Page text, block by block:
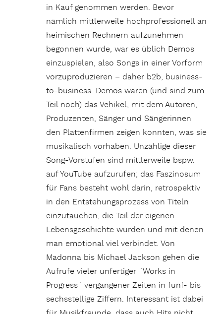
in Kauf genommen werden. Bevor
nämlich mittlerweile hochprofessionell an
heimischen Rechnern aufzunehmen
begonnen wurde, war es üblich Demos
einzuspielen, also Songs in einer Vorform
vorzuproduzieren – daher b2b, business-
to-business. Demos waren (und sind zum
Teil noch) das Vehikel, mit dem Autoren,
Produzenten, Sänger und Sängerinnen
den Plattenfirmen zeigen konnten, was sie
musikalisch vorhaben. Unzählige dieser
Song-Vorstufen sind mittlerweile bspw.
auf YouTube aufzurufen; das Faszinosum
für Fans besteht wohl darin, retrospektiv
in den Entstehungsprozess von Titeln
einzutauchen, die Teil der eigenen
Lebensgeschichte wurden und mit denen
man emotional viel verbindet. Von
Madonna bis Michael Jackson gehen die
Aufrufe vieler unfertiger ´Works in
Progress´ vergangener Zeiten in fünf- bis
sechsstellige Ziffern. Interessant ist dabei